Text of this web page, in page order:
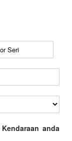
anda